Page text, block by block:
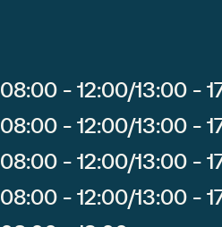
08:00 - 12:00/13:00 -
08:00 - 12:00/13:00 -
08:00 - 12:00/13:00 -
08:00 - 12:00/13:00 -